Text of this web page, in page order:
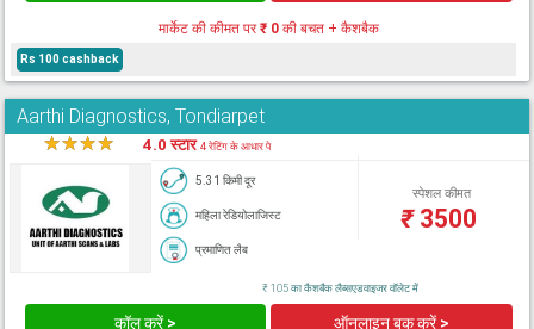
मार्केट की कीमत पर₹ 0की बचत + कैशबैक
Rs 100 cashback
Aarthi Diagnostics, Tondiarpet
★★★★ 4.0 स्टार4 रेटिंग के आधार पे
5.31 किमी दूर
महिला रेडियोलाजिस्ट
प्रमाणित लैब
स्पेशल कीमत
₹3500
₹ 105 का कैशबैक लैब्सएडवाइजर वॉलेट में
कॉल करें > ऑनलाइन बुक करें >